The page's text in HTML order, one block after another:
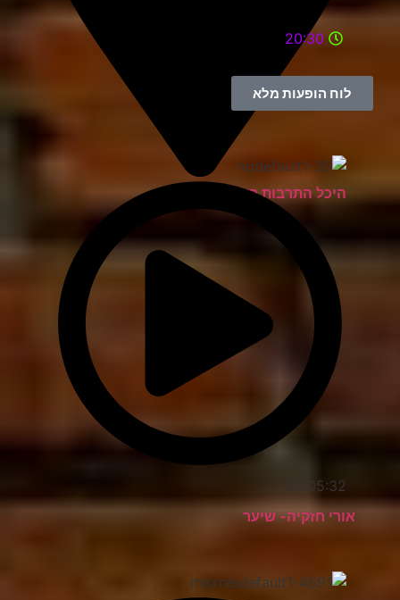
היכל התרבות ראשון לציון
20:30
לוח הופעות מלא
00:05:32
אורי חזקיה- שיער